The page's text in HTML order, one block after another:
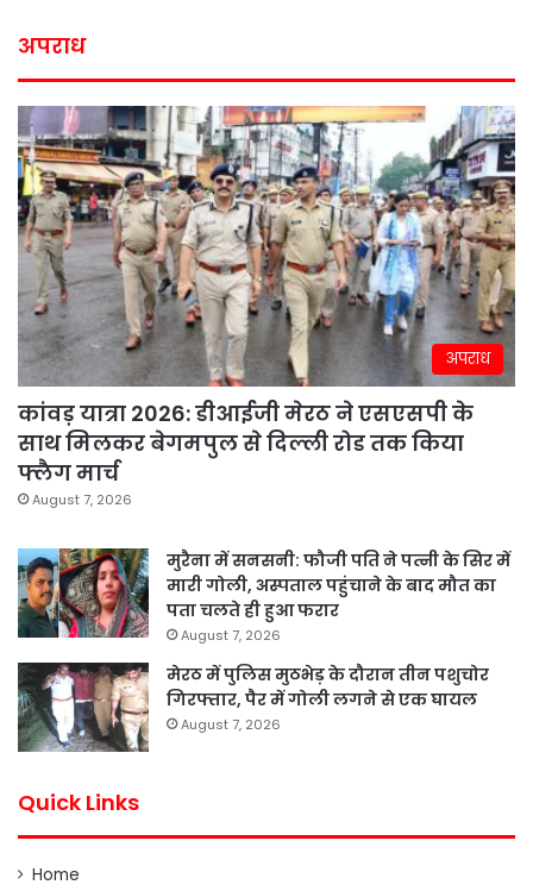
अपराध
अपराध
कांवड़ यात्रा 2026: डीआईजी मेरठ ने एसएसपी के
साथ मिलकर बेगमपुल से दिल्ली रोड तक किया
फ्लैग मार्च
August 7, 2026
मुरैना में सनसनी: फौजी पति ने पत्नी के सिर में
मारी गोली, अस्पताल पहुंचाने के बाद मौत का
पता चलते ही हुआ फरार
August 7, 2026
मेरठ में पुलिस मुठभेड़ के दौरान तीन पशुचोर
गिरफ्तार, पैर में गोली लगने से एक घायल
August 7, 2026
Quick Links
Home